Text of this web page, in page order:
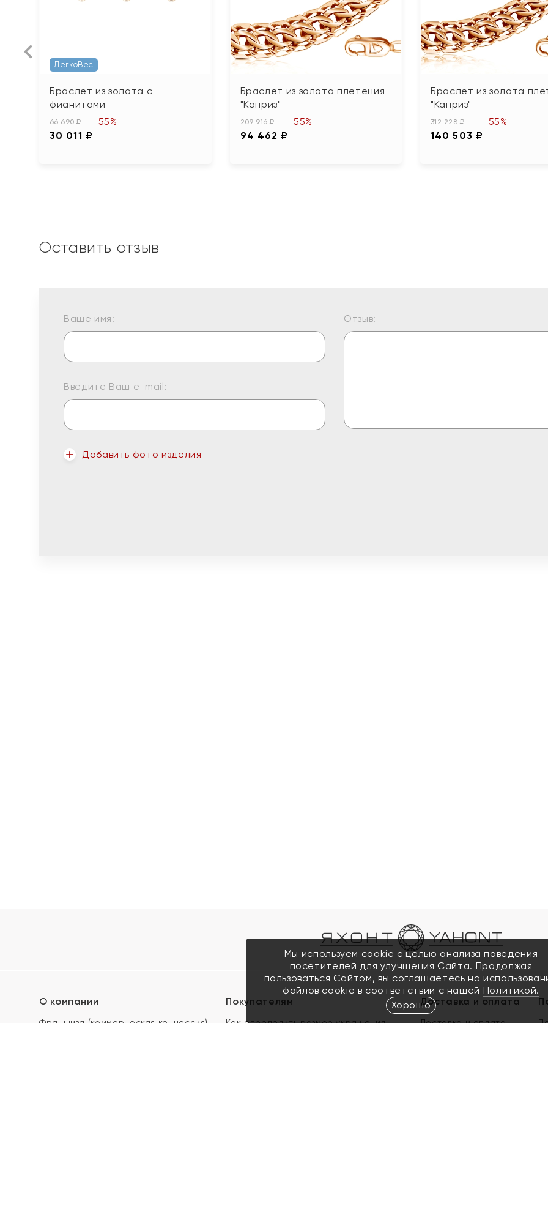
ЛегкоВес
Браслет из золота с
фианитами
66 690 ₽
30 011 ₽
-55%
Браслет из золота плетения
"Каприз"
209 916 ₽
94 462 ₽
-55%
Браслет из золота
"Каприз"
312 228 ₽
140 503 ₽
-55%
Оставить отзыв
Ваше имя:
Введите Ваш e-mail:
Добавить фото изделия
Отзыв:
О компании
Франшиза (коммерческая концессия)
Покупателям
Как определить размер украшения
Доставка и оплата
Доставка и оплата
Мы используем cookie с целью анализа поведения
посетителей для улучшения Сайта. Продолжая
пользоваться Сайтом, вы соглашаетесь на
файлов cookie в соответствии с нашей Политикой.
Хорошо